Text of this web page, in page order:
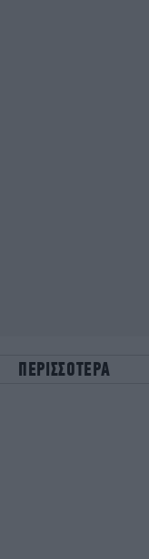
ΠΕΡΙΣΣΟΤΕΡΑ